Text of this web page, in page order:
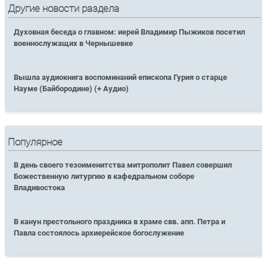
Другие новости раздела
Духовная беседа о главном: иерей Владимир Пыжиков посетил
военнослужащих в Чернышевке
Вышла аудиокнига воспоминаний епископа Гурия о старце
Науме (Байбородине) (+ Аудио)
Популярное
В день своего тезоименитства митрополит Павел совершил
Божественную литургию в кафедральном соборе
Владивостока
В канун престольного праздника в храме свв. апп. Петра и
Павла состоялось архиерейское богослужение